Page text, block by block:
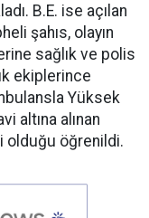
B.E. ise açılan
şahıs, olayın
sağlık ve polis
ekiplerince
Yüksek
altına alınan
olduğu öğrenildi.